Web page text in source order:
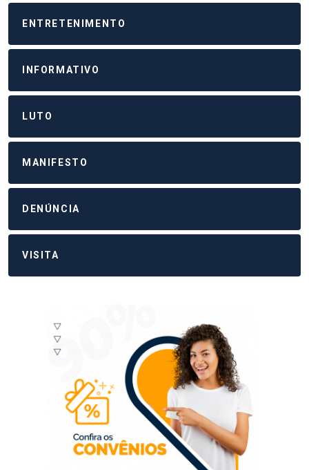
ENTRETENIMENTO
INFORMATIVO
LUTO
MANIFESTO
DENÚNCIA
VISITA